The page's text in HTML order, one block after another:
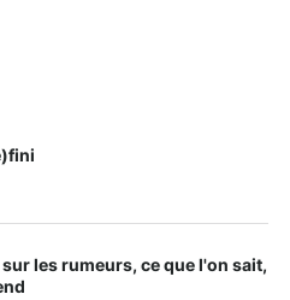
sur les rumeurs, ce que l'on sait,